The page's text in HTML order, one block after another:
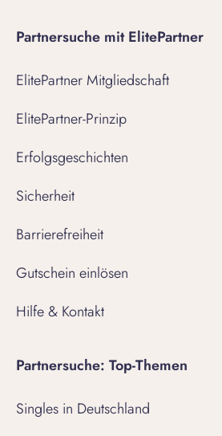
Partnersuche mit ElitePartner
ElitePartner Mitgliedschaft
ElitePartner-Prinzip
Erfolgsgeschichten
Sicherheit
Barrierefreiheit
Gutschein einlösen
Hilfe & Kontakt
Partnersuche: Top-Themen
Singles in Deutschland